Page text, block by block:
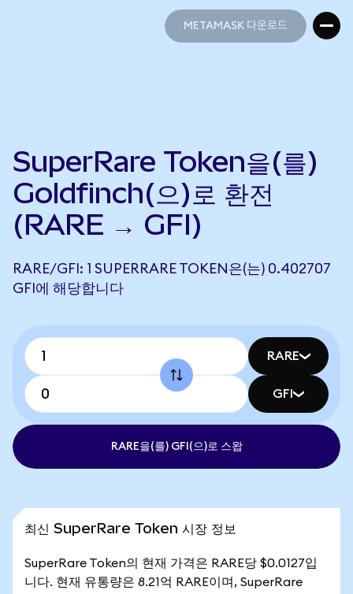
METAMASK 다운로드
SuperRare Token을(를)
Goldfinch(으)로 환전
(RARE → GFI)
RARE/GFI: 1 SUPERRARE TOKEN은(는) 0.402707
GFI에 해당합니다
RARE
GFI
RARE을(를) GFI(으)로 스왑
최신 SuperRare Token 시장 정보
SuperRare Token의 현재 가격은 RARE당 $0.0127입
니다. 현재 유통량은 8.21억 RARE이며, SuperRare